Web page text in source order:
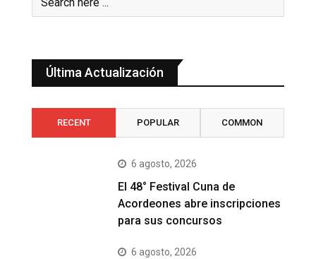
Última Actualización
RECENT POPULAR COMMON
6 agosto, 2026
El 48° Festival Cuna de
Acordeones abre inscripciones
para sus concursos
6 agosto, 2026